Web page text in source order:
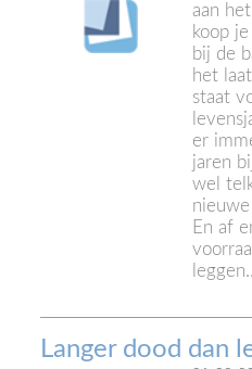
aan
koop
bij de
het
staat
er
jaren
wel
En af
Langer dood dan